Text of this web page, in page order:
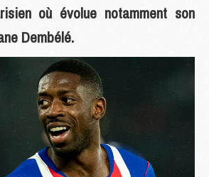
où évolue notamment son
Dembélé.